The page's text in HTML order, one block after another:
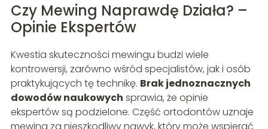
Czy Mewing Naprawdę Działa? –
Opinie Ekspertów
Kwestia skuteczności mewingu budzi wiele
kontrowersji, zarówno wśród specjalistów, jak i osób
praktykujących tę technikę. Brak jednoznacznych
dowodów naukowych sprawia, że opinie
ekspertów są podzielone. Część ortodontów uznaje